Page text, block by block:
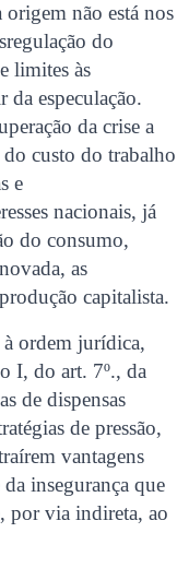
origem não está nos
do
limites às
da especulação.
da crise a
custo do trabalho
e
nacionais, já
do consumo,
as
capitalista.
ordem jurídica,
I, do art. 7º., da
de dispensas
de pressão,
vantagens
insegurança que
por via indireta, ao